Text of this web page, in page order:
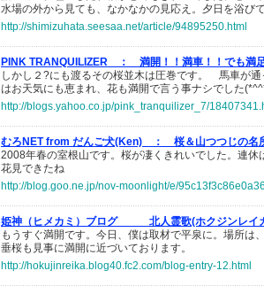
水場の外から見ても、なかなかの見応え。夕日を浴び
http://shimizuhata.seesaa.net/article/94895250.html
PINK TRANQUILIZER ：
満開！！満車！！でも満
しかし２?にも渡るその桜並木は圧巻です。 馬車が
はお天気にも恵まれ、花も満開で言う事ナシでした
http://blogs.yahoo.co.jp/pink_tranquilizer_7/
むろNET from だんご犬(Ken) ：
桜＆山つつじの名
2008年春の室根山です。桜が凄くきれいでした。連休
花見できたね
http://blog.goo.ne.jp/nov-moonlight/e/
姫神（ヒメカミ）ブログ 北人霊歌(ホクジンレイ
もうすぐ満開です。今日、僕は取材で平泉に。場所は
垂桜も見事に満開に近づいております。
http://hokujinreika.blog40.fc2.com/blog-entry-12.html